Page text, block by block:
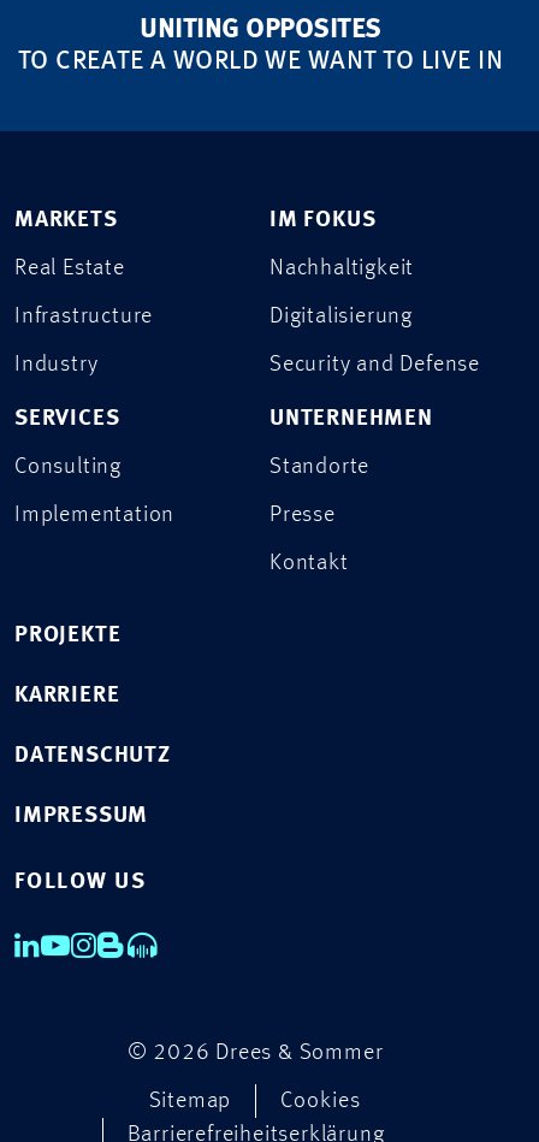
UNITING OPPOSITES
TO CREATE A WORLD WE WANT TO LIVE IN
MARKETS
Real Estate
Infrastructure
Industry
SERVICES
Consulting
Implementation
IM FOKUS
Nachhaltigkeit
Digitalisierung
Security and Defense
UNTERNEHMEN
Standorte
Presse
Kontakt
PROJEKTE
KARRIERE
DATENSCHUTZ
IMPRESSUM
FOLLOW US
© 2026 Drees & Sommer
Sitemap
Cookies
Barrierefreiheitserklärung